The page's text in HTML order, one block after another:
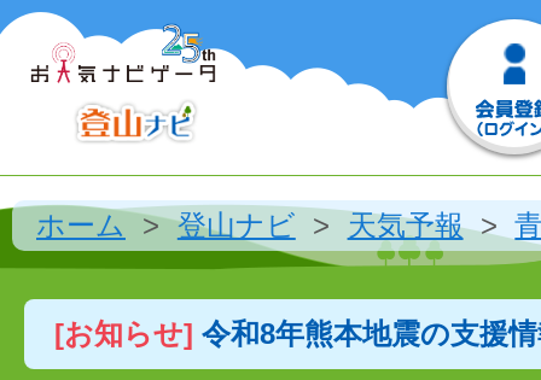
ホーム 登山ナビ 天気予報
[お知らせ] 令和8年熊本地震の支援